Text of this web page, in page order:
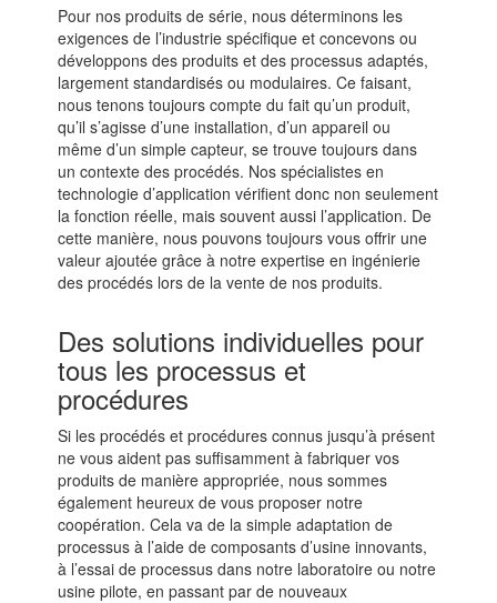
Pour nos produits de série, nous déterminons les
exigences de l’industrie spécifique et concevons ou
développons des produits et des processus adaptés,
largement standardisés ou modulaires. Ce faisant,
nous tenons toujours compte du fait qu’un produit,
qu’il s’agisse d’une installation, d’un appareil ou
même d’un simple capteur, se trouve toujours dans
un contexte des procédés. Nos spécialistes en
technologie d’application vérifient donc non seulement
la fonction réelle, mais souvent aussi l’application. De
cette manière, nous pouvons toujours vous offrir une
valeur ajoutée grâce à notre expertise en ingénierie
des procédés lors de la vente de nos produits.
Des solutions individuelles pour
tous les processus et
procédures
Si les procédés et procédures connus jusqu’à présent
ne vous aident pas suffisamment à fabriquer vos
produits de manière appropriée, nous sommes
également heureux de vous proposer notre
coopération. Cela va de la simple adaptation de
processus à l’aide de composants d’usine innovants,
à l’essai de processus dans notre laboratoire ou notre
usine pilote, en passant par de nouveaux